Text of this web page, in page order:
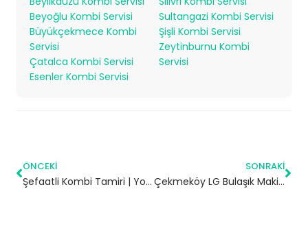
Beyoğlu Kombi Servisi
Büyükçekmece Kombi
Servisi
Çatalca Kombi Servisi
Esenler Kombi Servisi
Sultangazi Kombi Servisi
Şişli Kombi Servisi
Zeytinburnu Kombi
Servisi
ÖNCEKI
Şefaatli Kombi Tamiri | Yozgat
SONRAKI
Çekmeköy LG Bulaşık Makinesi Servisi